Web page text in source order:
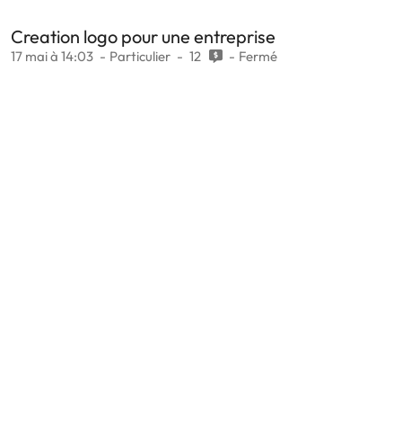
Creation logo pour une entreprise
17 mai à 14:03 Particulier 12 Fermé